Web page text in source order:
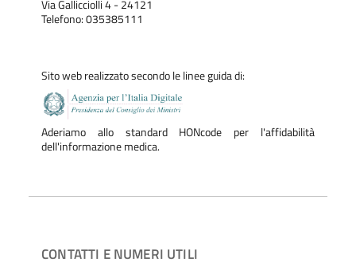
Via Gallicciolli 4 - 24121
Telefono: 035385111
Sito web realizzato secondo le linee guida di:
Aderiamo allo standard HONcode per l'affidabilità
dell'informazione medica.
CONTATTI E NUMERI UTILI